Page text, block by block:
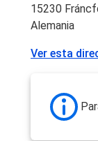
15230
Alemania
Ver esta